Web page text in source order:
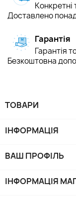
Конкретні
Доставлено
Гарантія
Гарантія
Безкоштовна
ТОВАРИ
ІНФОРМАЦІЯ
ВАШ ПРОФІЛЬ
ІНФОРМАЦІЯ